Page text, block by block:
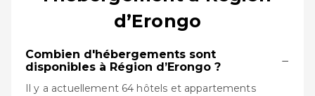
d’Erongo
Combien d'hébergements sont
disponibles à Région d’Erongo ?
−
Il y a actuellement 64 hôtels et appartements